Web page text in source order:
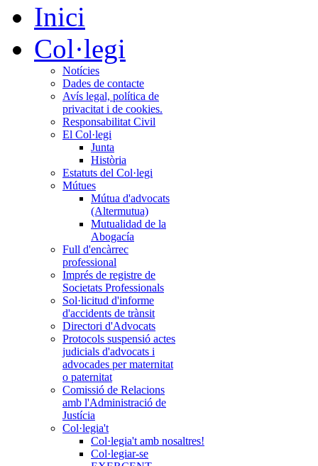
Inici
Col·legi
Notícies
Dades de contacte
Avís legal, política de
privacitat i de cookies.
Responsabilitat Civil
El Col·legi
Junta
Història
Estatuts del Col·legi
Mútues
Mútua d'advocats
(Altermutua)
Mutualidad de la
Abogacía
Full d'encàrrec
professional
Imprés de registre de
Societats Professionals
Sol·licitud d'informe
d'accidents de trànsit
Directori d'Advocats
Protocols suspensió actes
judicials d'advocats i
advocades per maternitat
o paternitat
Comissió de Relacions
amb l'Administració de
Justícia
Col·legia't
Col·legia't amb nosaltres!
Col·legiar-se